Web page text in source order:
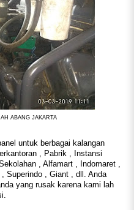
ABANG JAKARTA
untuk berbagai kalangan
, Pabrik , Instansi
, Alfamart , Indomaret ,
Superindo , Giant , dll. Anda
yang rusak karena kami lah